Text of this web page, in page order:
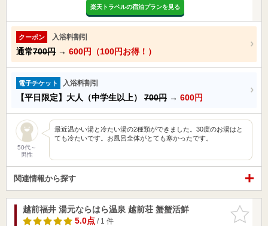
楽天トラベルの宿泊プランを見る
クーポン 入浴料割引
通常700円 → 600円（100円お得！）
電子チケット 入浴料割引
【平日限定】大人（中学生以上） 700円 → 600円
50代～
男性
最近温かい湯と冷たい湯の2種類ができました。30度のお湯はと
ても冷たいです。お風呂全体がとても寒かったです。
関連情報から探す
お気に入
りに追加
越前福井 湯元ならはら温泉 越前荘 蟹蟹活鮮
5.0点/ 1 件